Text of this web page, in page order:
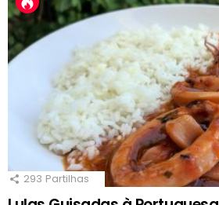
293 Partilhas